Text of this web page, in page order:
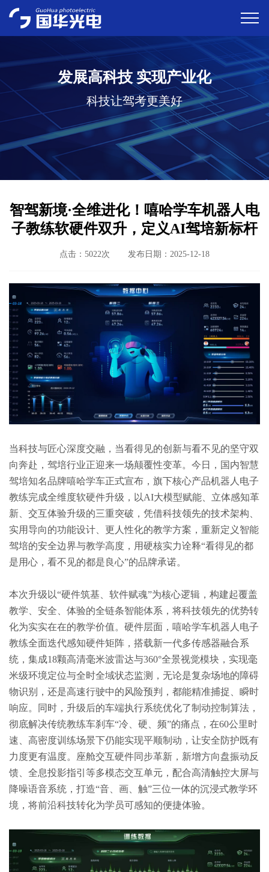
发展高科技 实现产业化
科技让驾考更美好
智驾新境·全维进化！嘻哈学车机器人电
子教练软硬件双升，定义AI驾培新标杆
点击：5022次 发布日期：2025-12-18
当科技与匠心深度交融，当看得见的创新与看不见的坚守双
向奔赴，驾培行业正迎来一场颠覆性变革。今日，国内智慧
驾培知名品牌嘻哈学车正式宣布，旗下核心产品机器人电子
教练完成全维度软硬件升级，以AI大模型赋能、立体感知革
新、交互体验升级的三重突破，凭借科技领先的技术架构、
实用导向的功能设计、更人性化的教学方案，重新定义智能
驾培的安全边界与教学高度，用硬核实力诠释“看得见的都
是用心，看不见的都是良心”的品牌承诺。
本次升级以“硬件筑基、软件赋魂”为核心逻辑，构建起覆盖
教学、安全、体验的全链条智能体系，将科技领先的优势转
化为实实在在的教学价值。硬件层面，嘻哈学车机器人电子
教练全面迭代感知硬件矩阵，搭载新一代多传感器融合系
统，集成18颗高清毫米波雷达与360°全景视觉模块，实现毫
米级环境定位与全时全域状态监测，无论是复杂场地的障碍
物识别，还是高速行驶中的风险预判，都能精准捕捉、瞬时
响应。同时，升级后的车端执行系统优化了制动控制算法，
彻底解决传统教练车刹车“冷、硬、频”的痛点，在60公里时
速、高密度训练场景下仍能实现平顺制动，让安全防护既有
力度更有温度。座舱交互硬件同步革新，新增方向盘振动反
馈、全息投影指引等多模态交互单元，配合高清触控大屏与
降噪语音系统，打造“音、画、触”三位一体的沉浸式教学环
境，将前沿科技转化为学员可感知的便捷体验。